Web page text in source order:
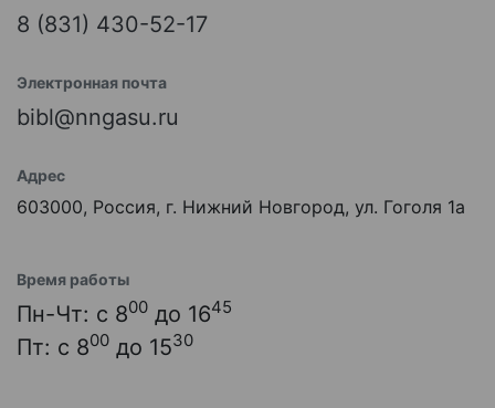
8 (831) 430-52-17
Электронная почта
bibl@nngasu.ru
Адрес
603000, Россия, г. Нижний Новгород, ул. Гоголя 1а
Время работы
Пн-Чт: с 800 до 1645
Пт: с 800 до 1530